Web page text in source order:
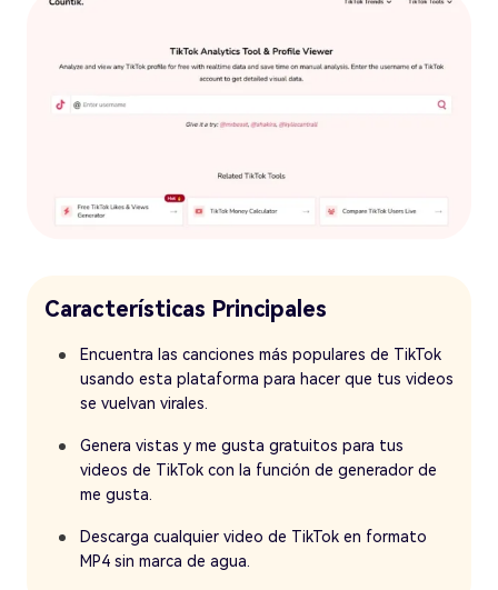
Características Principales
Encuentra las canciones más populares de TikTok
usando esta plataforma para hacer que tus videos
se vuelvan virales.
Genera vistas y me gusta gratuitos para tus
videos de TikTok con la función de generador de
me gusta.
Descarga cualquier video de TikTok en formato
MP4 sin marca de agua.